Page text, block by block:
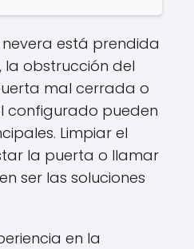
nevera está prendida
la obstrucción del
mal cerrada o
configurado pueden
Limpiar el
la puerta o llamar
ser las soluciones
en la